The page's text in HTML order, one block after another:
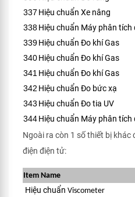
337 Hiệu chuẩn Xe nâng
338Hiệu chuẩn Máy phân tích
339Hiệu chuẩn Đo khí Gas
340Hiệu chuẩn Đo khí Gas
341 Hiệu chuẩn Đo khí Gas
342 Hiệu chuẩn Đo bức xạ
343 Hiệu chuẩn Đo tia UV
344Hiệu chuẩn Máy phân tích
Ngoài ra còn 1 số thiết bị
điện điện tử:
Item Name
Hiệu chuẩn Viscometer